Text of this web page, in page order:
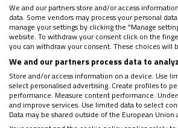
WHATSAPP:
PODCAST:
Regístrate en
We and our partners store and/or access
data. Some vendors may process your personal
manage your settings by clicking the "Manage
website. To withdraw your consent click on the
you can withdraw your consent. These choices will
We and our partners process data to
Store and/or access information on a device. Use
select personalised advertising. Create profiles to
performance. Measure content performance.
and improve services. Use limited data to select
Data may be shared outside of the European Union